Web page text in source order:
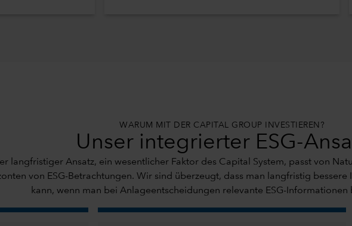
WARUM MIT DER CAPITAL GROUP INVESTIEREN?
Unser integrierter ESG-
langfristiger Ansatz, ein wesentlicher Faktor des Capital System, passt von
von ESG-Betrachtungen. Wir sind überzeugt, dass man langfristig bessere
kann, wenn man bei Anlageentscheidungen relevante ESG-Informationen